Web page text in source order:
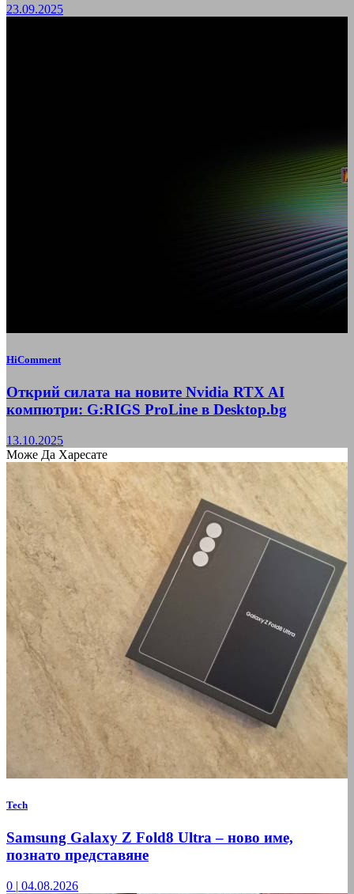
23.09.2025
HiComment
Открий силата на новите Nvidia RTX AI
компютри: G:RIGS ProLine в Desktop.bg
13.10.2025
Може Да Харесате
Tech
Samsung Galaxy Z Fold8 Ultra – ново име,
познато представяне
0 | 04.08.2026